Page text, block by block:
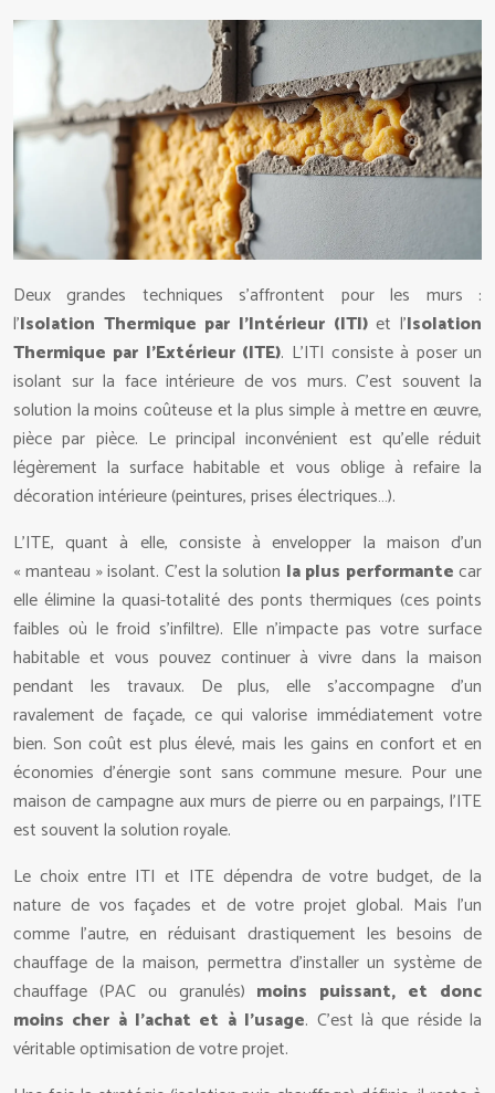
Deux grandes techniques s’affrontent pour les murs :
l’Isolation Thermique par l’Intérieur (ITI)et l’Isolation
Thermique par l’Extérieur (ITE). L’ITI consiste à poser un
isolant sur la face intérieure de vos murs. C’est souvent la
solution la moins coûteuse et la plus simple à mettre en œuvre,
pièce par pièce. Le principal inconvénient est qu’elle réduit
légèrement la surface habitable et vous oblige à refaire la
décoration intérieure (peintures, prises électriques…).
L’ITE, quant à elle, consiste à envelopper la maison d’un
« manteau » isolant. C’est la solution la plus performantecar
elle élimine la quasi-totalité des ponts thermiques (ces points
faibles où le froid s’infiltre). Elle n’impacte pas votre surface
habitable et vous pouvez continuer à vivre dans la maison
pendant les travaux. De plus, elle s’accompagne d’un
ravalement de façade, ce qui valorise immédiatement votre
bien. Son coût est plus élevé, mais les gains en confort et en
économies d’énergie sont sans commune mesure. Pour une
maison de campagne aux murs de pierre ou en parpaings, l’ITE
est souvent la solution royale.
Le choix entre ITI et ITE dépendra de votre budget, de la
nature de vos façades et de votre projet global. Mais l’un
comme l’autre, en réduisant drastiquement les besoins de
chauffage de la maison, permettra d’installer un système de
chauffage (PAC ou granulés) moins puissant, et donc
moins cher à l’achat et à l’usage. C’est là que réside la
véritable optimisation de votre projet.